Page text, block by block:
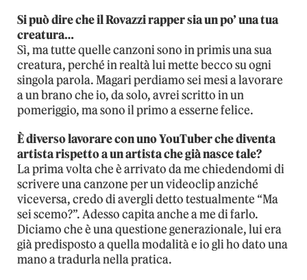
Si può dire che il Rovazzi rapper sia un po’ una tua
creatura…
Sì, ma tutte quelle canzoni sono in primis una sua
creatura, perché in realtà lui mette becco su ogni
singola parola. Magari perdiamo sei mesi a lavorare
a un brano che io, da solo, avrei scritto in un
pomeriggio, ma sono il primo a esserne felice.
È diverso lavorare con uno YouTuber che diventa
artista rispetto a un artista che già nasce tale?
La prima volta che è arrivato da me chiedendomi di
scrivere una canzone per un videoclip anziché
viceversa, credo di avergli detto testualmente “Ma
sei scemo?”. Adesso capita anche a me di farlo.
Diciamo che è una questione generazionale, lui era
già predisposto a quella modalità e io gli ho dato una
mano a tradurla nella pratica.